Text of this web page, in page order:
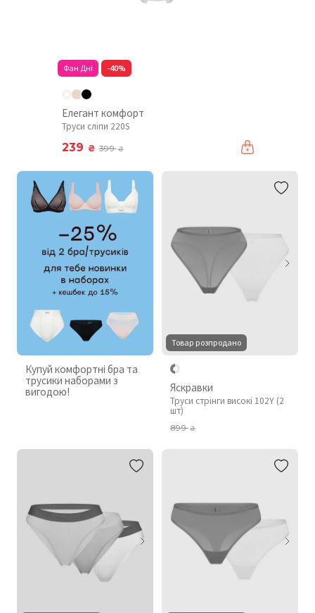
Фан Дні -40%
Елегант комфорт
Труси сліпи 220S
239 ₴ 399₴
Купуй комфортні бра та
трусики наборами з
вигодою!
Товар розпродано
Яскравки
Труси стрінги високі 102Y (2
шт)
899₴